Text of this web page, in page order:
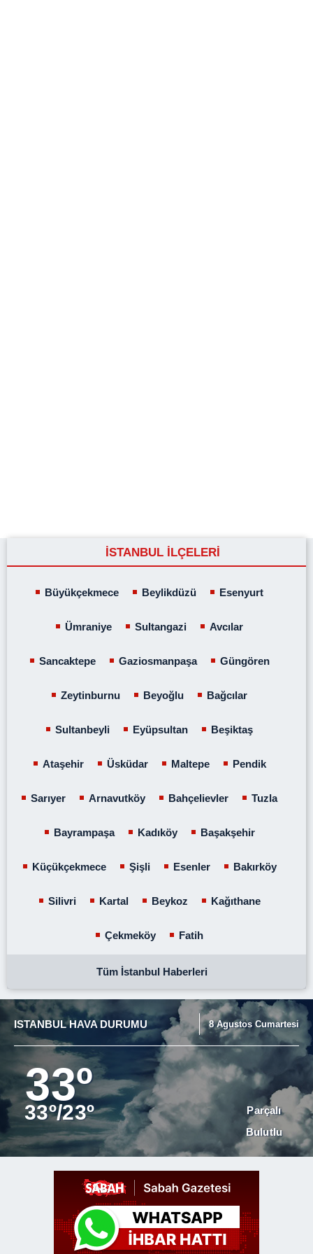
İSTANBUL İLÇELERİ
Büyükçekmece Beylikdüzü Esenyurt
Ümraniye Sultangazi Avcılar
Sancaktepe Gaziosmanpaşa Güngören
Zeytinburnu Beyoğlu Bağcılar
Sultanbeyli Eyüpsultan Beşiktaş
Ataşehir Üsküdar Maltepe Pendik
Sarıyer Arnavutköy Bahçelievler Tuzla
Bayrampaşa Kadıköy Başakşehir
Küçükçekmece Şişli Esenler Bakırköy
Silivri Kartal Beykoz Kağıthane
Çekmeköy Fatih
Tüm İstanbul Haberleri
ISTANBUL HAVA DURUMU 8 Agustos Cumartesi
33º
33º/23º
Parçalı
Bulutlu